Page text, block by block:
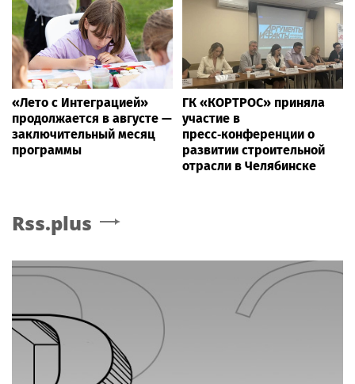
«Лето с Интеграцией»
продолжается в августе —
заключительный месяц
программы
ГК «КОРТРОС» приняла
участие в
пресс‑конференции о
развитии строительной
отрасли в Челябинске
Rss.plus